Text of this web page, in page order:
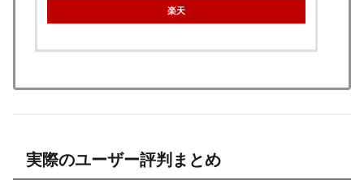
楽天
実際のユーザー評判まとめ